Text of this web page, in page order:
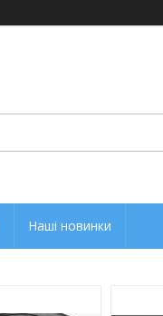
Наші новинки